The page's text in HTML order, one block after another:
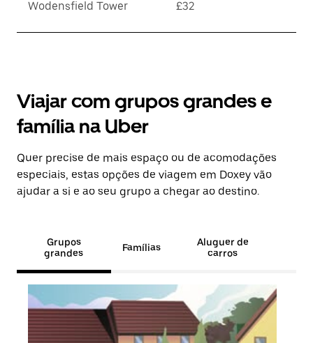
Wodensfield Tower £32
Viajar com grupos grandes e
família na Uber
Quer precise de mais espaço ou de acomodações
especiais, estas opções de viagem em Doxey vão
ajudar a si e ao seu grupo a chegar ao destino.
Grupos
grandes
Famílias
Aluguer de
carros